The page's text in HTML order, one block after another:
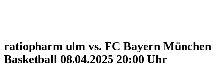
ratiopharm ulm vs. FC Bayern München
Basketball 08.04.2025 20:00 Uhr